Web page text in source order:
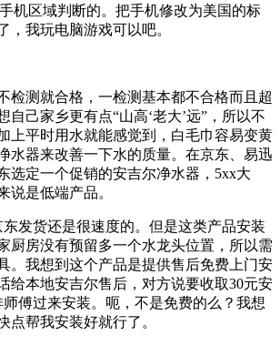
机区域判断的。把手机修改为美国的标
我玩电脑游戏可以吧。
检测就合格，一检测基本都不合格而且超
自己家乡更有点“山高‘老大’远”，所以不
上平时用水就能感觉到，白毛巾容易变黄
水器来改善一下水的质量。在京东、易迅
选定一个促销的安吉尔净水器，5xx大
说是低端产品。
发货还是很速度的。但是这类产品安装
厨房没有预留多一个水龙头位置，所以需
。我想到这个产品是提供售后免费上门安
给本地安吉尔售后，对方说要收取30元安
傅过来安装。呃，不是免费的么？我想
点帮我安装好就行了。